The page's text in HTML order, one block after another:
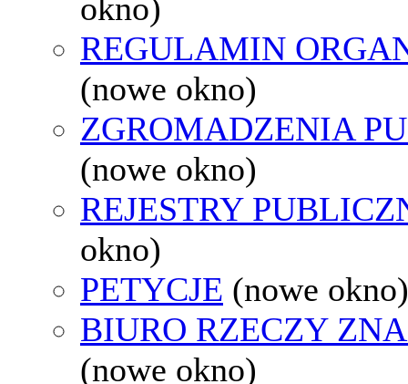
okno)
REGULAMIN
(nowe okno)
ZGROMADZENIA
(nowe okno)
REJESTRY
okno)
PETYCJE (nowe okno)
BIURO RZECZY
(nowe okno)